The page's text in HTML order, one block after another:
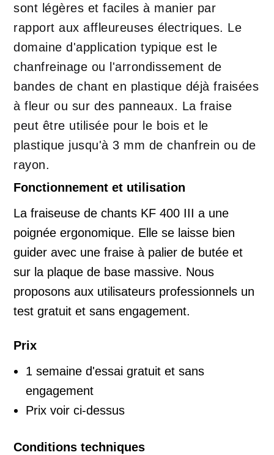
sont légères et faciles à manier par
rapport aux affleureuses électriques. Le
domaine d'application typique est le
chanfreinage ou l'arrondissement de
bandes de chant en plastique déjà fraisées
à fleur ou sur des panneaux. La fraise
peut être utilisée pour le bois et le
plastique jusqu'à 3 mm de chanfrein ou de
rayon.
Fonctionnement et utilisation
La fraiseuse de chants KF 400 III a une
poignée ergonomique. Elle se laisse bien
guider avec une fraise à palier de butée et
sur la plaque de base massive. Nous
proposons aux utilisateurs professionnels un
test gratuit et sans engagement.
Prix
1 semaine d'essai gratuit et sans
engagement
Prix voir ci-dessus
Conditions techniques